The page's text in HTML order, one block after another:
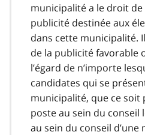
municipalité a le droit
publicité destinée aux
dans cette municipalité.
de la publicité favorable
l’égard de n’importe
candidates qui se
municipalité, que ce
poste au sein du conseil
au sein du conseil